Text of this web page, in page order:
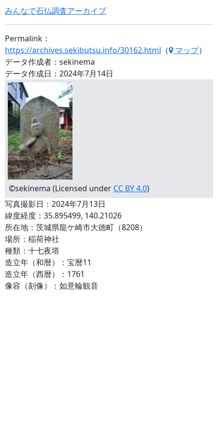
みんなで石仏調査アーカイブ
Permalink：
https://archives.sekibutsu.info/30162.html （ マップ）
データ作成者：sekinema
データ作成日：2024年7月14日
©sekinema (Licensed under CC BY 4.0)
写真撮影日：2024年7月13日
緯度経度：35.895499, 140.21026
所在地：茨城県龍ケ崎市大徳町（8208）
場所：稲荷神社
種類：十七夜塔
造立年（和暦）：宝暦11
造立年（西暦）：1761
像容（刻像）：如意輪観音